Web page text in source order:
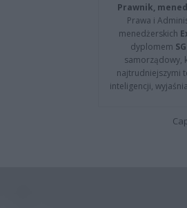
Prawnik,
Prawa i
menedżerskich
dyplomem
samorządowy,
najtrudniejszymi
inteligencji,